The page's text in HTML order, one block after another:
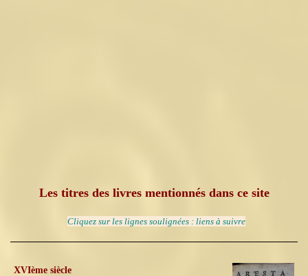
Les titres des livres mentionnés dans ce site
Cliquez sur les lignes soulignées : liens à suivre
XVIème siècle